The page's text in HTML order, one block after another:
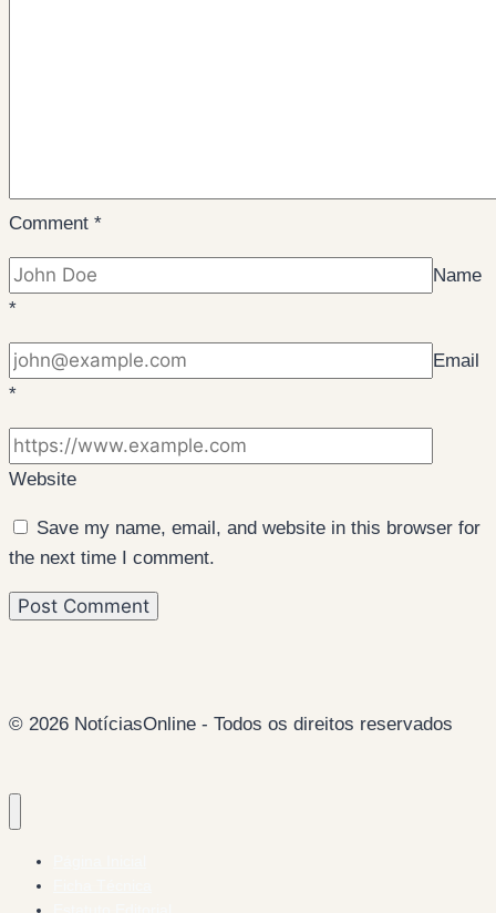
Comment *
Name
*
Email
*
Website
Save my name, email, and website in this browser for
the next time I comment.
© 2026 NotíciasOnline - Todos os direitos reservados